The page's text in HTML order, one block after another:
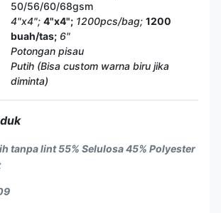
50/56/60/68gsm
4"x4"; 4"x4"; 1200pcs/bag; 1200
buah/tas; 6"
Potongan pisau
Putih (Bisa custom warna biru jika
diminta)
tanpa lint 55% Selulosa 45% Polyester